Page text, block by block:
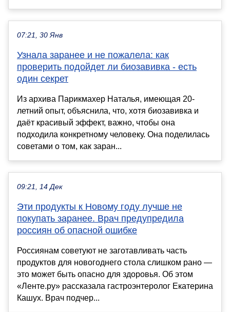
07:21, 30 Янв
Узнала заранее и не пожалела: как
проверить подойдет ли биозавивка - есть
один секрет
Из архива Парикмахер Наталья, имеющая 20-
летний опыт, объяснила, что, хотя биозавивка и
даёт красивый эффект, важно, чтобы она
подходила конкретному человеку. Она поделилась
советами о том, как заран...
09:21, 14 Дек
Эти продукты к Новому году лучше не
покупать заранее. Врач предупредила
россиян об опасной ошибке
Россиянам советуют не заготавливать часть
продуктов для новогоднего стола слишком рано —
это может быть опасно для здоровья. Об этом
«Ленте.ру» рассказала гастроэнтеролог Екатерина
Кашух. Врач подчер...